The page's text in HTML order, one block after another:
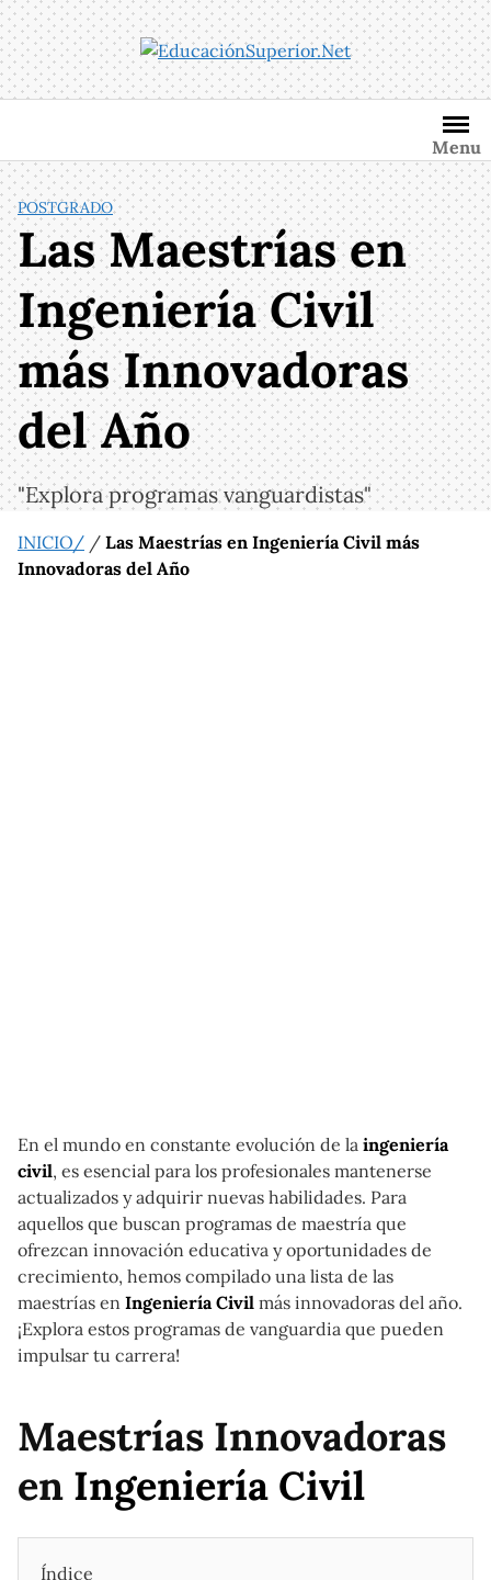
Saltar
al
contenido
Menu
POSTGRADO
Las Maestrías en
Ingeniería Civil
más Innovadoras
del Año
"Explora programas vanguardistas"
INICIO/ / Las Maestrías en Ingeniería Civil más
Innovadoras del Año
En el mundo en constante evolución de la ingeniería
civil, es esencial para los profesionales mantenerse
actualizados y adquirir nuevas habilidades. Para
aquellos que buscan programas de maestría que
ofrezcan innovación educativa y oportunidades de
crecimiento, hemos compilado una lista de las
maestrías en Ingeniería Civil más innovadoras del año.
¡Explora estos programas de vanguardia que pueden
impulsar tu carrera!
Maestrías Innovadoras
en Ingeniería Civil
Índice